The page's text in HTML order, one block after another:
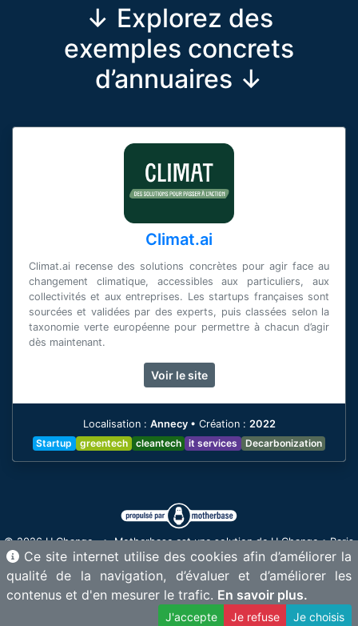
↓ Explorez des
exemples concrets
d’annuaires ↓
Climat.ai
Climat.ai recense des solutions concrètes pour agir face au
changement climatique, accessibles aux particuliers, aux
collectivités et aux entreprises. Les startups françaises sont
sourcées et validées par des experts, puis classées selon la
taxonomie verte européenne pour permettre à chacun d’agir
dès maintenant.
Voir le site
Localisation : Annecy • Création : 2022
Startup
greentech cleantech it services Decarbonization
© 2026 U Change • Motherbase est une solution de U Change • Paris
& Annecy - France •contact@motherbase.ai
Proud member of • •
Mentions légales–Gérer les cookies
Ce site internet utilise des cookies afin d’améliorer la
qualité de la navigation, d’évaluer et d’améliorer les
contenus et d'en mesurer le trafic. En savoir plus.
J'accepte Je refuse Je choisis